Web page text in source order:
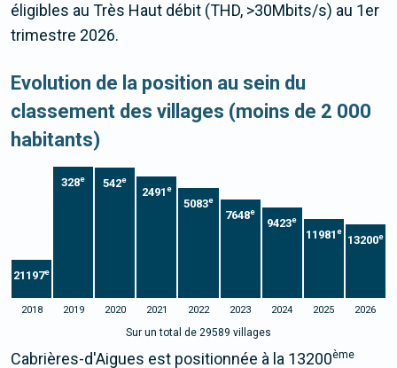
éligibles au Très Haut débit (THD, >30Mbits/s) au 1er
trimestre 2026.
Evolution de la position au sein du
classement des villages (moins de 2 000
habitants)
21197e
328e 542e
2491 e
5083e
7648e
9423e
11981 e
13200e
2018 2019 2020 2021 2022 2023 2024 2025 2026
Sur un total de 29589 villages
Cabrières-d'Aigues est positionnée à la 13200ème